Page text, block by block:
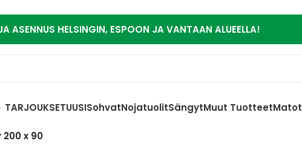
ASENNUS HELSINGIN, ESPOON JA VANTAAN ALUEELLA!
TARJOUKSETUUSISohvatNojatuolitSängytMuut TuotteetMatot
200 x 90